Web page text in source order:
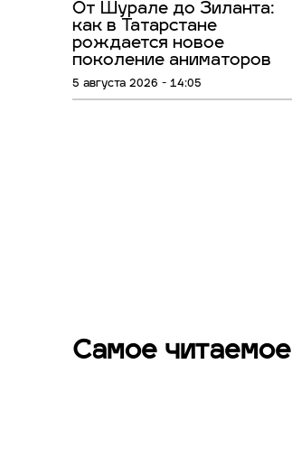
От Шурале до Зиланта:
как в Татарстане
рождается новое
поколение аниматоров
5 августа 2026 - 14:05
Самое читаемое